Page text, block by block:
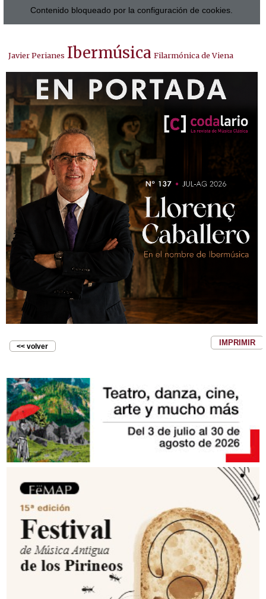
Contenido bloqueado por la configuración de cookies.
Javier Perianes Ibermúsica Filarmónica de Viena
<< volver IMPRIMIR